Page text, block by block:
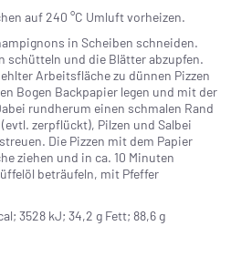
auf 240 °C Umluft vorheizen.
in Scheiben schneiden.
schütteln und die Blätter abzupfen.
Arbeitsfläche zu dünnen Pizzen
Bogen Backpapier legen und mit der
rundherum einen schmalen Rand
zerpflückt), Pilzen und Salbei
Die Pizzen mit dem Papier
ziehen und in ca. 10 Minuten
beträufeln, mit Pfeffer
3528 kJ; 34,2 g Fett; 88,6 g